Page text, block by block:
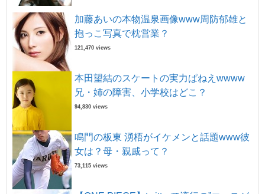
加藤あいの本物温泉画像www周防郁雄と
抱っこ写真で枕営業？
121,470 views
本田望結のスケートの実力ぱねえwwww
兄・姉の障害、小学校はどこ？
94,830 views
鳴門の板東 湧梧がイケメンと話題www彼
女は？母・親戚って？
73,115 views